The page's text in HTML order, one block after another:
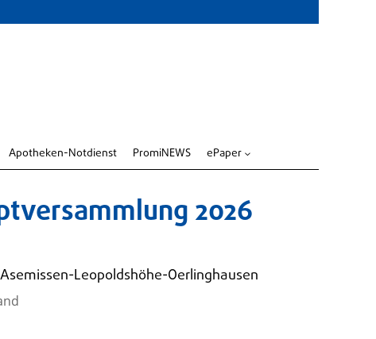
Apotheken-Notdienst PromiNEWS ePaper 3
2026
Leopoldshöhe-Oerlinghausen